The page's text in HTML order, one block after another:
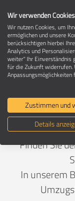
Finden Sie
In unserem
Wir verwenden Cookies
Wir nutzen Cookies, um
ermöglichen und unsere
berücksichtigen hierbei
Analytics und
weiter" Ihr Einverständnis
für die Zukunft widerrufen.
Anpassungsmöglichkeiten
Zustimmen und
Details